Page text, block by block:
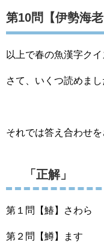
第10問【伊勢海
以上で春の魚漢字ク
さて、いくつ読めま
それでは答え合わせを
「正解」
第１問【鰆】さわら
第２問【鱒】ます